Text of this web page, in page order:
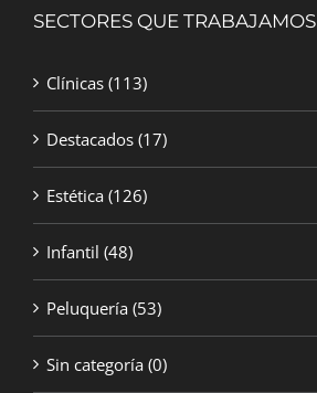
SECTORES QUE TRABAJAMOS
Clínicas (113)
Destacados (17)
Estética (126)
Infantil (48)
Peluquería (53)
Sin categoría (0)